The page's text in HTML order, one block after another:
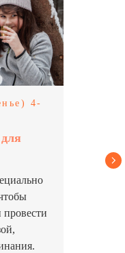
4-
провести